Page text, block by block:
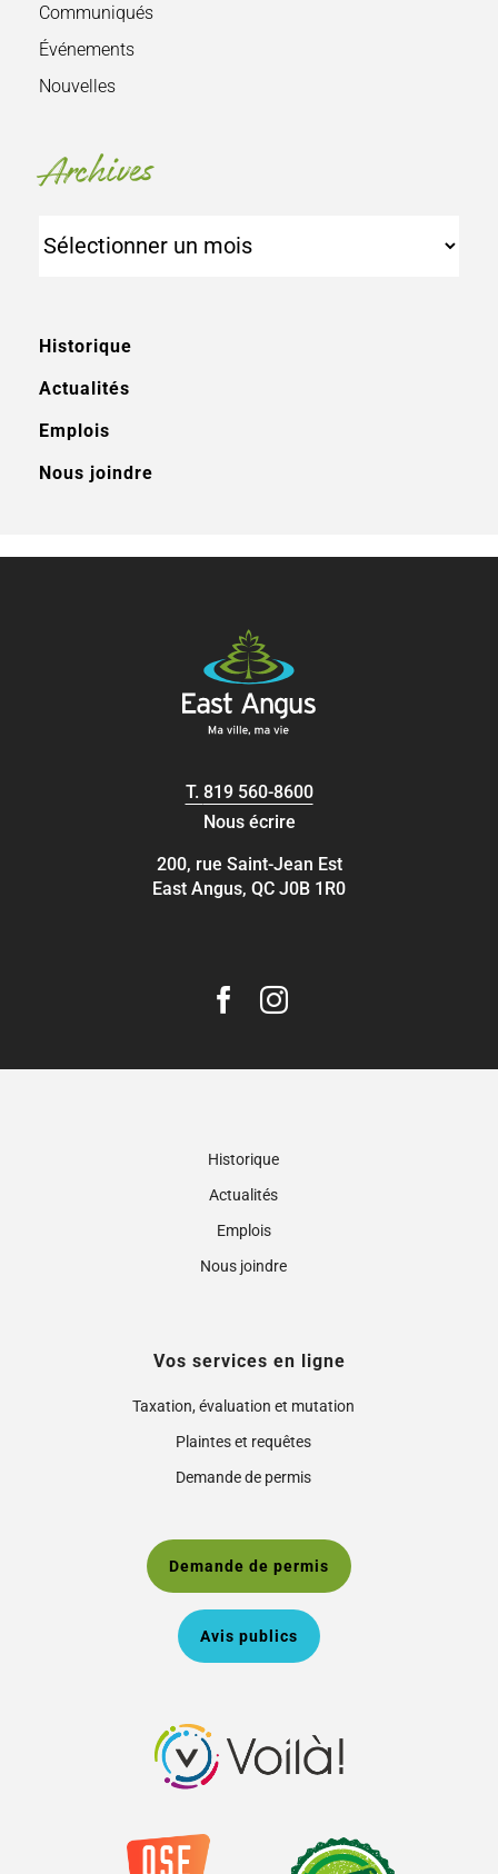
Communiqués
Événements
Nouvelles
Archives
Historique
Actualités
Emplois
Nous joindre
T. 819 560-8600
Nous écrire
200, rue Saint-Jean Est
East Angus, QC J0B 1R0
Historique
Actualités
Emplois
Nous joindre
Vos services en ligne
Taxation, évaluation et mutation
Plaintes et requêtes
Demande de permis
Demande de permis
Avis publics